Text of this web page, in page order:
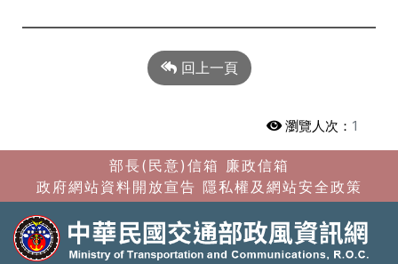
回上一頁
瀏覽人次： 1
部長(民意)信箱 廉政信箱
政府網站資料開放宣告 隱私權及網站安全政策